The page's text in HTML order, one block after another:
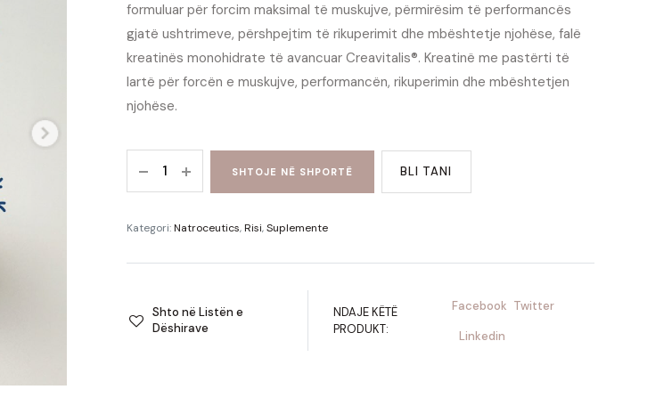
formuluar për forcim maksimal të muskujve, përmirësim të performancës
gjatë ushtrimeve, përshpejtim të rikuperimit dhe mbështetje njohëse, falë
kreatinës monohidrate të avancuar Creavitalis®. Kreatinë me pastërti të
lartë për forcën e muskujve, performancën, rikuperimin dhe mbështetjen
njohëse.
SHTOJE NË SHPORTË BLI TANI
Kategori:Natroceutics,Risi,Suplemente
Shto në Listën e
Dëshirave
NDAJE KËTË
PRODUKT:
Facebook Twitter
Linkedin